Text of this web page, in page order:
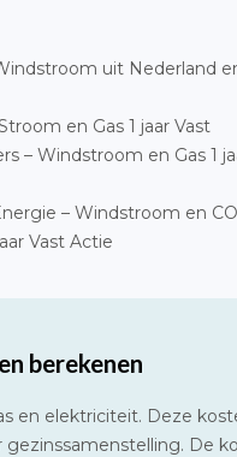
uit Nederland
en Gas 1 jaar Vast
– Windstroom en Gas 1
– Windstroom en
Vast Actie
berekenen
en elektriciteit. Deze
De